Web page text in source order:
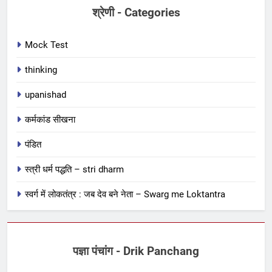
श्रेणी - Categories
Mock Test
thinking
upanishad
कर्मकांड सीखना
पंडित
स्त्री धर्म पद्धति – stri dharm
स्वर्ग में लोकतंत्र : जब देव बने नेता – Swarg me Loktantra
पज्ञा पंचांग - Drik Panchang